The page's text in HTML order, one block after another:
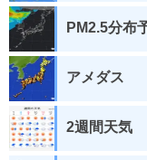
PM2.5分布
アメダス
2週間天気